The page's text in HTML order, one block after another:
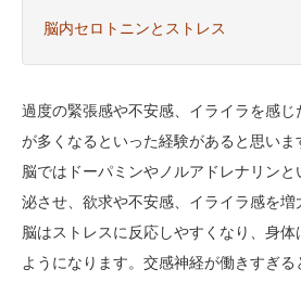
脳内セロトニンとストレス
過度の緊張感や不安感、イライラを感
が多くなるといった経験があると思いま
脳ではドーパミンやノルアドレナリン
泌させ、欲求や不安感、イライラ感を増
脳はストレスに反応しやすくなり、身体
ようになります。交感神経が働きすぎる